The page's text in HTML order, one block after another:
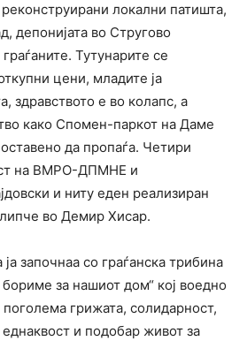
локални патишта,
депонијата во Стругово
Тутунарите се
цени, младите ја
здравството е во колапс, а
како Спомен-паркот на Даме
да пропаѓа. Четири
на ВМРО-ДПМНЕ и
и ниту еден реализиран
во Демир Хисар.
започнаа со граѓанска трибина
за нашиот дом“ кој воедно
поголема грижата, солидарност,
и подобар живот за